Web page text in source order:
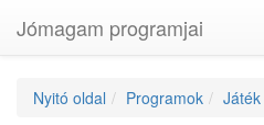
Jómagam programjai
Nyitó oldal Programok Játék